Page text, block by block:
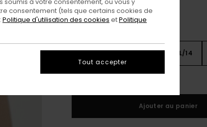
XS/8 S/10 M/12 L/14
Ajouter au panier
consentement (tels que certains cookies de
Politique d'utilisation des cookies etPolitique
Tout accepter